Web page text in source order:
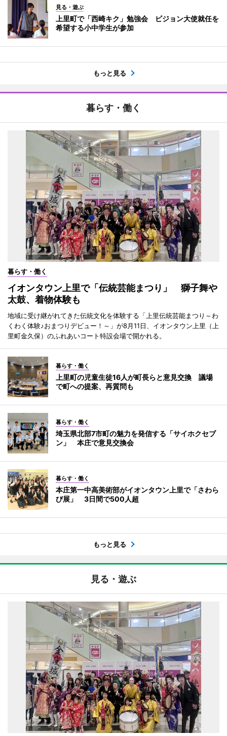
見る・遊ぶ
上里町で「西崎キク」勉強会 ビジョン大使就任を
希望する小中学生が参加
もっと見る
暮らす・働く
暮らす・働く
イオンタウン上里で「伝統芸能まつり」 獅子舞や
太鼓、着物体験も
地域に受け継がれてきた伝統文化を体験する「上里伝統芸能まつり～わ
くわく体験♪おまつりデビュー！～」が8月11日、イオンタウン上里（上
里町金久保）のふれあいコート特設会場で開かれる。
暮らす・働く
上里町の児童生徒16人が町長らと意見交換 議場
で町への提案、再質問も
暮らす・働く
埼玉県北部7市町の魅力を発信する「サイホクセブ
ン」 本庄で意見交換会
暮らす・働く
本庄第一中高美術部がイオンタウン上里で「さわら
び展」 3日間で500人超
もっと見る
見る・遊ぶ